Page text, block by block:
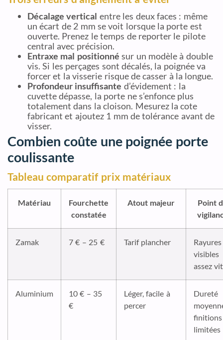
Décalage vertical entre les deux faces : même
un écart de 2 mm se voit lorsque la porte est
ouverte. Prenez le temps de reporter le pilote
central avec précision.
Entraxe mal positionné sur un modèle à double
vis. Si les perçages sont décalés, la poignée va
forcer et la visserie risque de casser à la longue.
Profondeur insuffisante d’évidement : la
cuvette dépasse, la porte ne s’enfonce plus
totalement dans la cloison. Mesurez la cote
fabricant et ajoutez 1 mm de tolérance avant de
visser.
Combien coûte une poignée porte
coulissante
Tableau comparatif prix matériaux
Matériau
Fourchette
constatée
Atout majeur
Point
Zamak 7 € – 25 € Tarif plancher
Rayures
visibles
assez
Aluminium
10 € – 35
€
Léger, facile à
percer
Dureté
finitions
limitées